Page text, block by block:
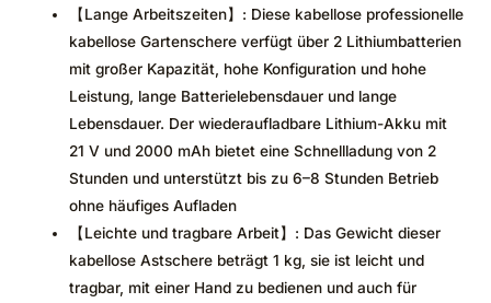
【Lange Arbeitszeiten】: Diese kabellose professionelle
kabellose Gartenschere verfügt über 2 Lithiumbatterien
mit großer Kapazität, hohe Konfiguration und hohe
Leistung, lange Batterielebensdauer und lange
Lebensdauer. Der wiederaufladbare Lithium-Akku mit
21 V und 2000 mAh bietet eine Schnellladung von 2
Stunden und unterstützt bis zu 6–8 Stunden Betrieb
ohne häufiges Aufladen
【Leichte und tragbare Arbeit】: Das Gewicht dieser
kabellose Astschere beträgt 1 kg, sie ist leicht und
tragbar, mit einer Hand zu bedienen und auch für